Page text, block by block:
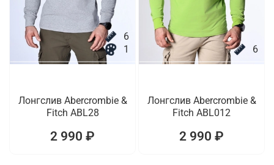
6
1
Лонгслив Abercrombie &
Fitch ABL28
2 990 ₽
6
Лонгслив Abercrombie &
Fitch ABL012
2 990 ₽